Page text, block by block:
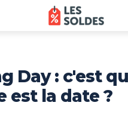
Day : c'est
est la date ?